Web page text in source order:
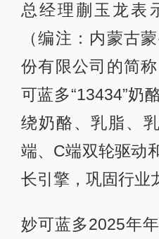
总经理蒯玉龙表
（编注：内蒙古
份有限公司的简
可蓝多“13434”奶
绕奶酪、乳脂、
端、C端双轮驱动
长引擎，巩固行业
妙可蓝多2025年